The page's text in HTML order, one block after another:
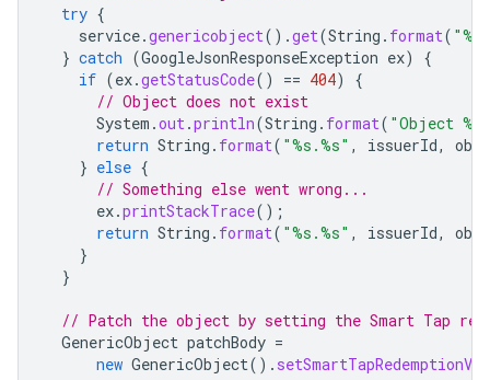
try {
service.genericobject().get(String . format(
} catch (GoogleJsonResponseException ex)
{
if (ex.getStatusCode() == 404)
{
// Object does not exist
System .out.println(String . format( "Object
return String . format( "%s.%s" , issuerId,
} else {
// Something else went wrong...
ex.printStackTrace();
return String . format( "%s.%s" , issuerId,
}
}
// Patch the object by setting the Smart Tap
GenericObject patchBody =
new GenericObject().